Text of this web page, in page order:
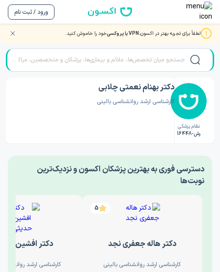
ورود / ثبت نام
لطفاً برای تجربه بهتر در اکسون،VPN یا پروکسی خود را خاموش کنید. صفحه اصلی/دکتر روانشناسی/دکتر بهنام نعمتی چلابی
نظام پزشکی
رش-16448
دکتر بهنام نعمتی چلابی
کارشناسی ارشد روانشناسی بالینی
‎دسترسی فوری به بهترین پزشکان اکسون و نزدیک‌ترین
نوبت‌ها
5
دکتر هاله جعفری نجد
کارشناسی ارشد روانشناسی بالینی
دکتر افشین
کارشناسی ارشد